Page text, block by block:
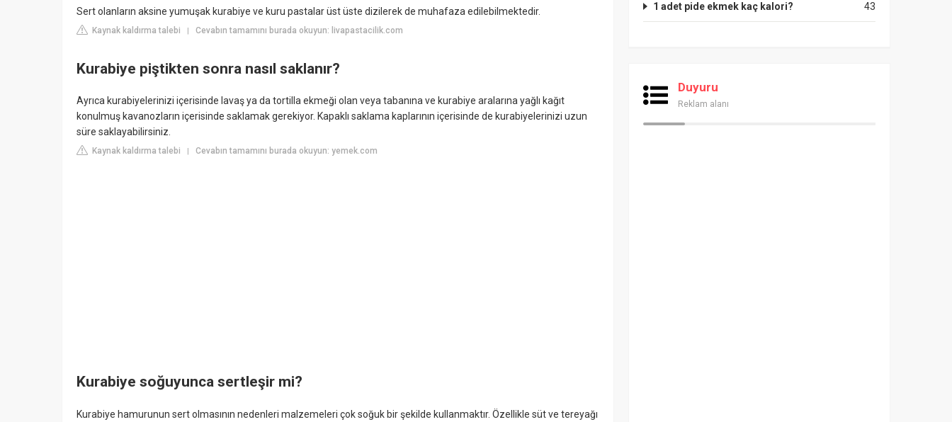
Sert olanların aksine yumuşak kurabiye ve kuru pastalar üst üste dizilerek de muhafaza edilebilmektedir.
Kaynak kaldırma talebi Cevabın tamamını burada okuyun: livapastacilik.com
Kurabiye piştikten sonra nasıl saklanır?
Ayrıca kurabiyelerinizi içerisinde lavaş ya da tortilla ekmeği olan veya tabanına ve kurabiye aralarına yağlı kağıt
konulmuş kavanozların içerisinde saklamak gerekiyor. Kapaklı saklama kaplarının içerisinde de kurabiyelerinizi uzun
süre saklayabilirsiniz.
Kaynak kaldırma talebi Cevabın tamamını burada okuyun: yemek.com
Kurabiye soğuyunca sertleşir mi?
Kurabiye hamurunun sert olmasının nedenleri malzemeleri çok soğuk bir şekilde kullanmaktır. Özellikle süt ve tereyağı
43
1 adet pide ekmek kaç kalori?
Duyuru
Reklam alanı